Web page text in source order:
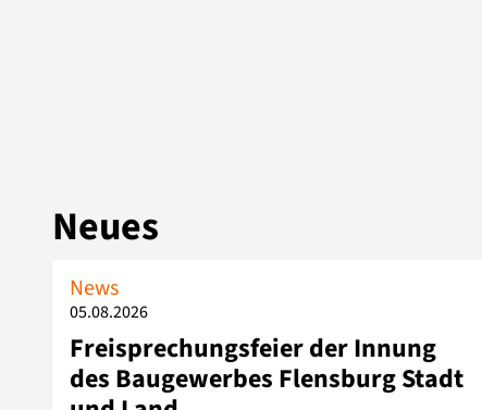
Neues
News
05.08.2026
Freisprechungsfeier der Innung
des Baugewerbes Flensburg Stadt